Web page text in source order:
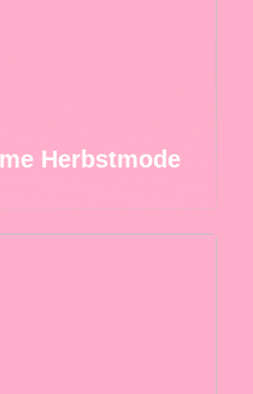
Herbstmode